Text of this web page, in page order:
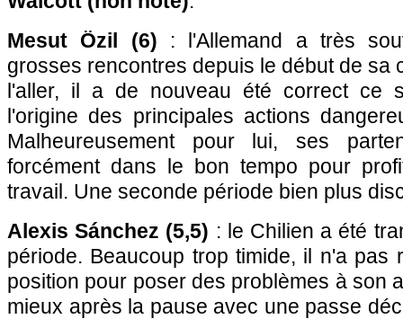
Mesut Özil (6) : l'Allemand a très
grosses rencontres depuis le début de sa
l'aller, il a de nouveau été correct ce
l'origine des principales actions
Malheureusement pour lui, ses
forcément dans le bon tempo pour
travail. Une seconde période bien plus
Alexis Sánchez (5,5) : le Chilien a été
période. Beaucoup trop timide, il n'a pas
position pour poser des problèmes à son
mieux après la pause avec une passe